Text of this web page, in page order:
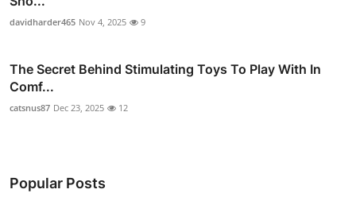
davidharder465 Nov 4, 2025 9
The Secret Behind Stimulating Toys To Play With In
Comf...
catsnus87 Dec 23, 2025 12
Popular Posts